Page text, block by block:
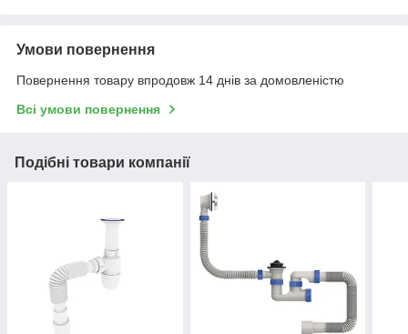
Умови повернення
Повернення товару впродовж 14 днів за домовленістю
Всі умови повернення
Подібні товари компанії